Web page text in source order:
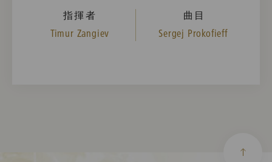
指揮者
Timur Zangiev
曲目
Sergej Prokofieff